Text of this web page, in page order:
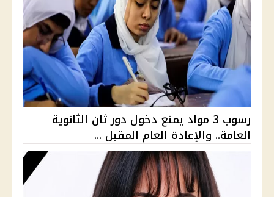
رسوب 3 مواد يمنع دخول دور ثان الثانوية
العامة.. والإعادة العام المقبل ...